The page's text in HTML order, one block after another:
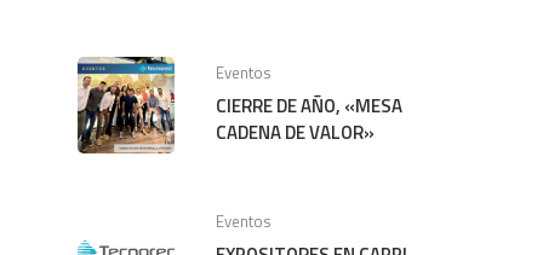
Eventos
CIERRE DE AÑO, «MESA
CADENA DE VALOR»
Eventos